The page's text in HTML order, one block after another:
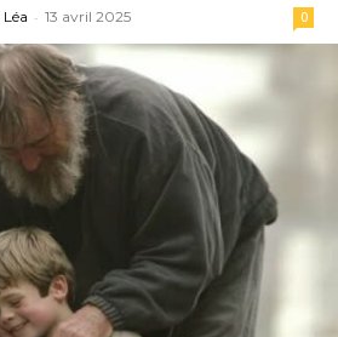
Léa - 13 avril 2025 0